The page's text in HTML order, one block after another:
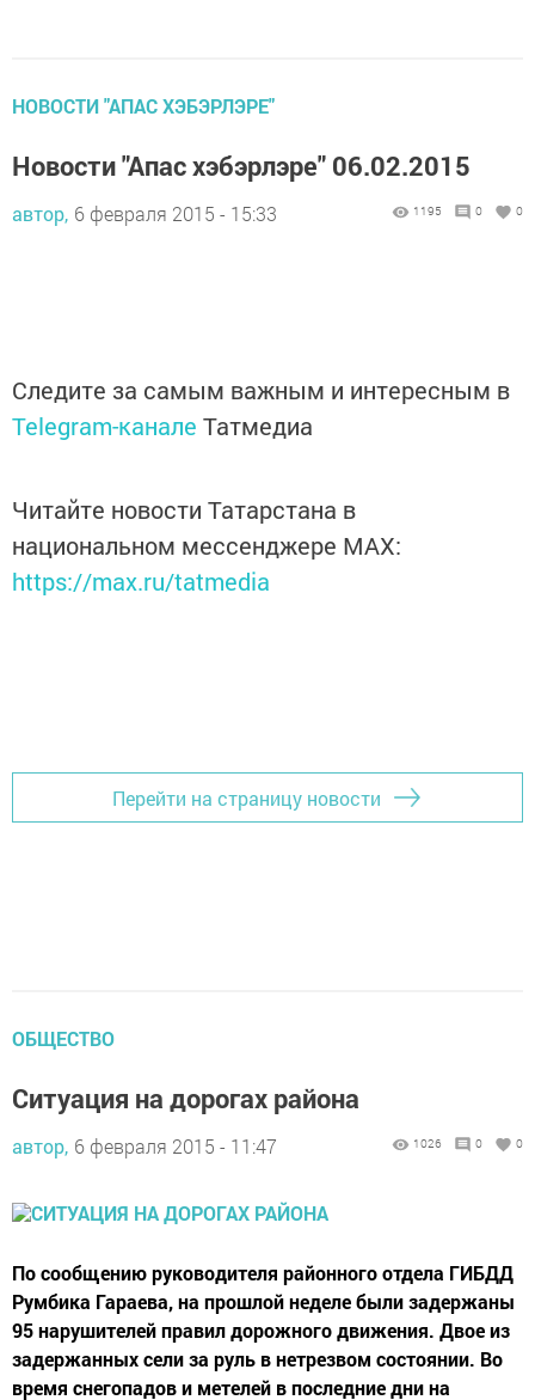
НОВОСТИ "АПАС ХЭБЭРЛЭРЕ"
Новости "Апас хэбэрлэре" 06.02.2015
автор, 6 февраля 2015 - 15:33 1195 0 0
Следите за самым важным и интересным в
Telegram-канале Татмедиа
Читайте новости Татарстана в
национальном мессенджере MАХ:
https://max.ru/tatmedia
Перейти на страницу новости
ОБЩЕСТВО
Ситуация на дорогах района
автор, 6 февраля 2015 - 11:47 1026 0 0
По сообщению руководителя районного отдела ГИБДД
Румбика Гараева, на прошлой неделе были задержаны
95 нарушителей правил дорожного движения. Двое из
задержанных сели за руль в нетрезвом состоянии. Во
время снегопадов и метелей в последние дни на